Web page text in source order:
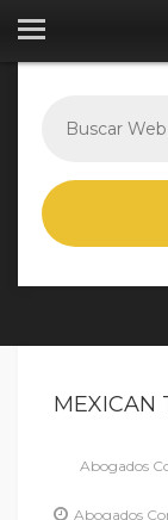
MEXICAN
Abogados
Abogados